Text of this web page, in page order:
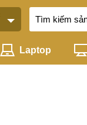
Laptop